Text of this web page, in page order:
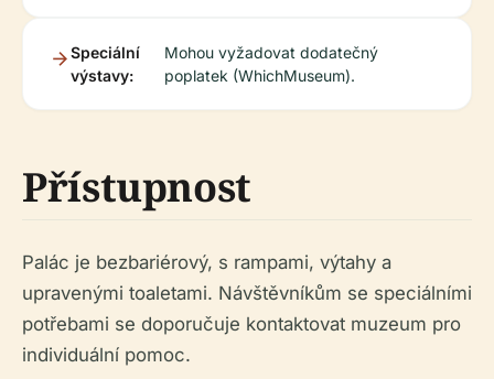
Speciální
výstavy:
Mohou vyžadovat dodatečný
poplatek (WhichMuseum).
Přístupnost
Palác je bezbariérový, s rampami, výtahy a
upravenými toaletami. Návštěvníkům se speciálními
potřebami se doporučuje kontaktovat muzeum pro
individuální pomoc.